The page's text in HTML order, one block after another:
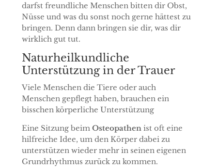
darfst freundliche Menschen bitten dir Obst,
Nüsse und was du sonst noch gerne hättest zu
bringen. Denn dann bringen sie dir, was dir
wirklich gut tut.
Naturheilkundliche
Unterstützung in der Trauer
Viele Menschen die Tiere oder auch
Menschen gepflegt haben, brauchen ein
bisschen körperliche Unterstützung
Eine Sitzung beim Osteopathen ist oft eine
hilfreiche Idee, um den Körper dabei zu
unterstützen wieder mehr in seinen eigenen
Grundrhythmus zurück zu kommen.